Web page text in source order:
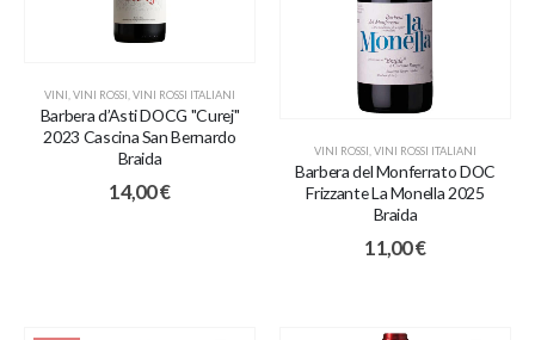
VINI VINI ROSSI VINI ROSSI ITALIANI
Barbera d’Asti DOCG "Curej"
2023 Cascina San Bernardo
Braida
14,00€
VINI ROSSI ,VINI ROSSI ITALIANI
Barbera del Monferrato DOC
Frizzante La Monella 2025
Braida
11,00€